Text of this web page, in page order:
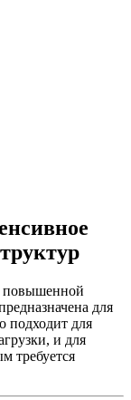
повышенной
для
подходит для
и для
требуется